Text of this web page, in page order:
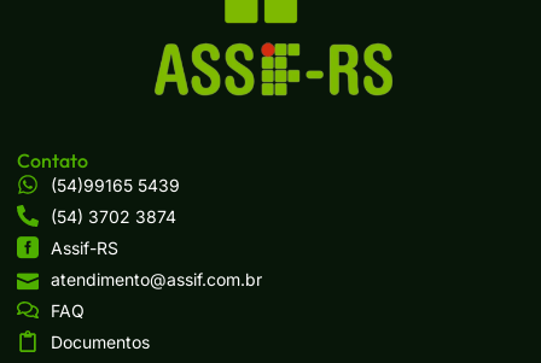
Contato
(54)99165 5439
(54) 3702 3874
Assif-RS
atendimento@assif.com.br
FAQ
Documentos